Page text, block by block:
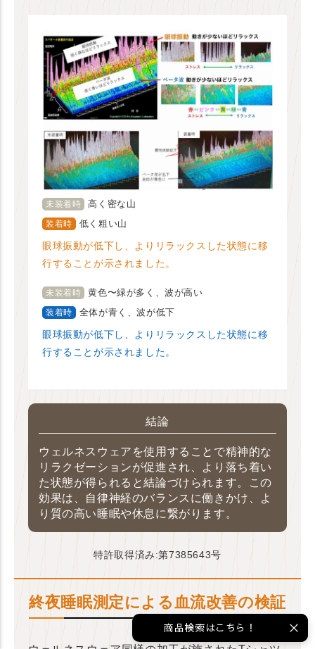
未装着時 高く密な山
装着時 低く粗い山
眼球振動が低下し、よりリラックスした状態に移
行することが示されました。
未装着時 黄色〜緑が多く、波が高い
装着時 全体が青く、波が低下
眼球振動が低下し、よりリラックスした状態に移
行することが示されました。
結論
ウェルネスウェアを使用することで精神的な
リラクゼーションが促進され、より落ち着い
た状態が得られると結論づけられます。この
効果は、自律神経のバランスに働きかけ、よ
り質の高い睡眠や休息に繋がります。
特許取得済み:第7385643号
終夜睡眠測定による血流改善の検証
商品検索はこちら！